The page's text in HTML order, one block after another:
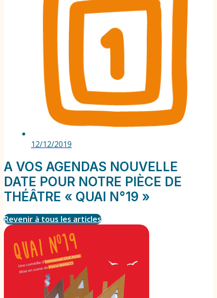
12/12/2019
A VOS AGENDAS NOUVELLE
DATE POUR NOTRE PIÈCE DE
THÉÂTRE « QUAI N°19 »
Revenir à tous les articles